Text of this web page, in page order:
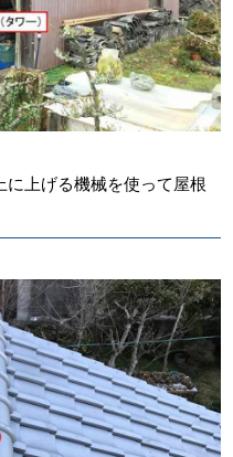
に上げる機械を使って屋根